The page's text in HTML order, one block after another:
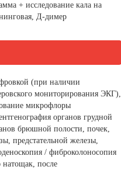
+ исследование кала на
Д-димер
(при наличии
мониторирования ЭКГ),
микрофлоры
органов грудной
брюшной полости, почек,
предстательной железы,
/ фиброколоносопия
после